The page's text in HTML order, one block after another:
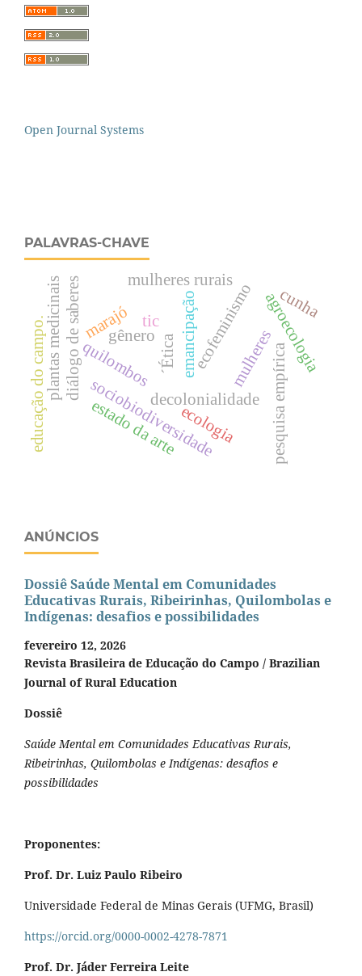
Open Journal Systems
PALAVRAS-CHAVE
decolonialidade
sociobiodiversidade pesquisa empírica
´Ética
ecologia
mulheres
estado da arte
ecofeminismoagroecologia
diálogo de saberes emancipação cunha
mulheres rurais
plantas medicinais quilombos
gênero
tic
educação do campo. marajó
ANÚNCIOS
Dossiê Saúde Mental em Comunidades
Educativas Rurais, Ribeirinhas, Quilombolas e
Indígenas: desafios e possibilidades
fevereiro 12, 2026
Revista Brasileira de Educação do Campo / Brazilian
Journal of Rural Education
Dossiê
Saúde Mental em Comunidades Educativas Rurais,
Ribeirinhas, Quilombolas e Indígenas: desafios e
possibilidades
Proponentes:
Prof. Dr. Luiz Paulo Ribeiro
Universidade Federal de Minas Gerais (UFMG, Brasil)
https://orcid.org/0000-0002-4278-7871
Prof. Dr. Jáder Ferreira Leite